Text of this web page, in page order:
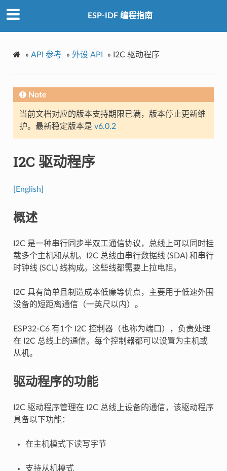
ESP-IDF 编程指南
» API 参考 » 外设 API » I2C 驱动程序
Note
当前文档对应的版本支持期限已满，版本停止更新维
护。最新稳定版本是 v6.0.2
I2C 驱动程序
[English]
概述
I2C 是一种串行同步半双工通信协议，总线上可以同时挂
载多个主机和从机。I2C 总线由串行数据线 (SDA) 和串行
时钟线 (SCL) 线构成。这些线都需要上拉电阻。
I2C 具有简单且制造成本低廉等优点，主要用于低速外围
设备的短距离通信（一英尺以内）。
ESP32-C6 有1个 I2C 控制器（也称为端口），负责处理
在 I2C 总线上的通信。每个控制器都可以设置为主机或
从机。
驱动程序的功能
I2C 驱动程序管理在 I2C 总线上设备的通信，该驱动程序
具备以下功能：
在主机模式下读写字节
支持从机模式